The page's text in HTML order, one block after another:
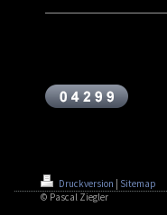
Druckversion | Sitemap
© Pascal Ziegler